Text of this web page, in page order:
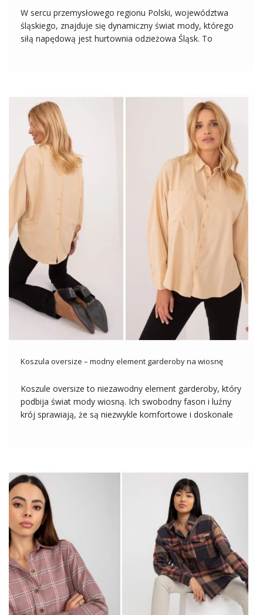
W sercu przemysłowego regionu Polski, województwa
śląskiego, znajduje się dynamiczny świat mody, którego
siłą napędową jest hurtownia odzieżowa Śląsk. To
Koszula oversize – modny element garderoby na wiosnę
Koszule oversize to niezawodny element garderoby, który
podbija świat mody wiosną. Ich swobodny fason i luźny
krój sprawiają, że są niezwykle komfortowe i doskonale